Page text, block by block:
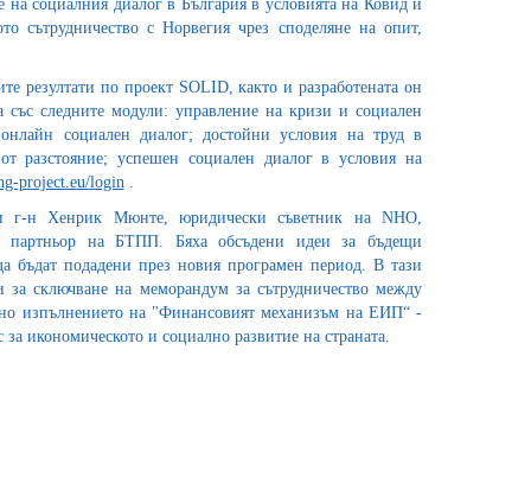
на социалния диалог в България в условията на Ковид и
сътрудничество с Норвегия чрез споделяне на опит,
резултати по проект SOLID, както и разработената он
със следните модули: управление на кризи и социален
социален диалог; достойни условия на труд в
разстояние; успешен социален диалог в условия на
project.eu/login.
г-н Хенрик Мюнте, юридически съветник на NHO,
партньор на БТПП. Бяха обсъдени идеи за бъдещи
бъдат подадени през новия програмен период. В тази
за сключване на меморандум за сътрудничество между
изпълнението на "Финансовият механизъм на ЕИП“ -
икономическото и социално развитие на страната.